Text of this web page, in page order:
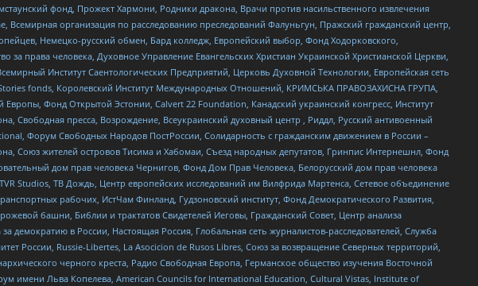
фонд, Прожект Хармони, Родники дракона, Врачи против насильственного извлечения
организация по расследованию преследований Фалуньгун, Пражский гражданский центр,
Немецко-русский обмен, Бард колледж, Европейский выбор, Фонд Ходорковского,
права человека, Духовное Управление Евангельских Христиан Украинской Христианской Церкви,
Институт Саентологических Предприятий, Церковь Духовной Технологии, Европейская сеть
fonds, Королевский Институт Международных Отношений, КРИМСЬКА ПРАВОЗАХИСНА ГРУПА,
Фонд Открытой Эстонии, Calvert 22 Foundation, Канадский украинский конгресс, Институт
пресса, Возрождение, Всеукраинский духовный центр , Риддл, Русский антивоенный
Форум Свободных Народов ПостРоссии, Солидарность с гражданским движением в России –
Союз жителей островов Тисима и Хабомаи, Съезд народных депутатов, Гринпис Интернешнл, Фонд
дом прав человека Чернигов, Фонд Дом Прав Человека, Белорусский дом прав человека
Studios, ТВ Дождь, Центр европейских исследований им Вилфрида Мартенса, Сетевое объединение
рабочих, ИстЧам Финланд, Гудзоновский институт, Фонд Демократического Развития,
башни, Библии и трактатов Свидетелей Иеговы, Гражданский Совет, Центр анализа
в России, Настоящая Россия, Глобальная сеть журналистов-расследователей, Служба
России, Russie-Libertes, La Asocicion de Rusos Libres, Союз за возвращение Северных территорий,
черного креста, Радио Свободная Европа, Германское общество изучения Восточной
имени Льва Копелева, American Councils for International Education, Cultural Vistas, Institute of